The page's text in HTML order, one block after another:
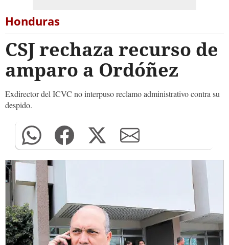
Honduras
CSJ rechaza recurso de
amparo a Ordóñez
Exdirector del ICVC no interpuso reclamo administrativo contra su
despido.